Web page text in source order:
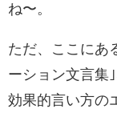
ね〜。
ただ、ここにあ
ーション文言集｣
効果的言い方の